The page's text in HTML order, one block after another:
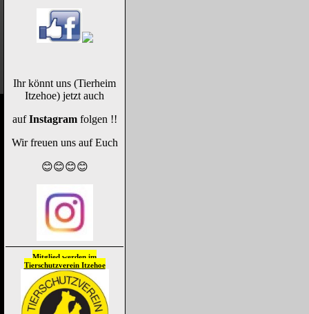
Ihr könnt uns (Tierheim
Itzehoe) jetzt auch
aufInstagramfolgen !!
Wir freuen uns auf Euch
😊😊😊😊
Mitglied werden im
Tierschutzverein Itzehoe